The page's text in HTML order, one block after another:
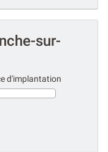
sur-
d'implantation